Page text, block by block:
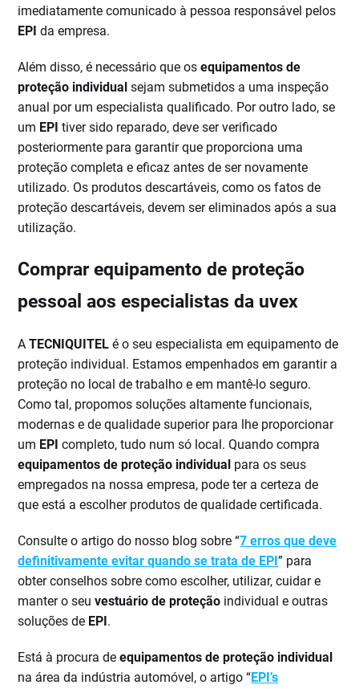
imediatamente comunicado à pessoa responsável pelos
EPI da empresa.
Além disso, é necessário que osequipamentos de
proteção individual sejam submetidos a uma inspeção
anual por um especialista qualificado. Por outro lado, se
um EPI tiver sido reparado, deve ser verificado
posteriormente para garantir que proporciona uma
proteção completa e eficaz antes de ser novamente
utilizado. Os produtos descartáveis, como os fatos de
proteção descartáveis, devem ser eliminados após a sua
utilização.
Comprar equipamento de proteção
pessoal aos especialistas da uvex
ATECNIQUITEL é o seu especialista em equipamento de
proteção individual. Estamos empenhados em garantir a
proteção no local de trabalho e em mantê-lo seguro.
Como tal, propomos soluções altamente funcionais,
modernas e de qualidade superior para lhe proporcionar
um EPI completo, tudo num só local. Quando compra
equipamentos de proteção individual para os seus
empregados na nossa empresa, pode ter a certeza de
que está a escolher produtos de qualidade certificada.
Consulte o artigo do nosso blog sobre “7 erros que deve
definitivamente evitar quando se trata de EPI” para
obter conselhos sobre como escolher, utilizar, cuidar e
manter o seuvestuário de proteção individual e outras
soluções de EPI.
Está à procura deequipamentos de proteção individual
na área da indústria automóvel, o artigo “EPI’s